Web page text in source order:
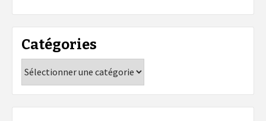
Catégories